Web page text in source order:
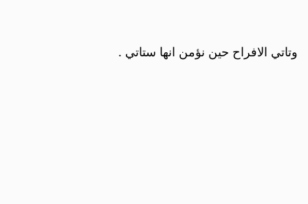
وتاتي الافراح حين نؤمن انها ستاتي .